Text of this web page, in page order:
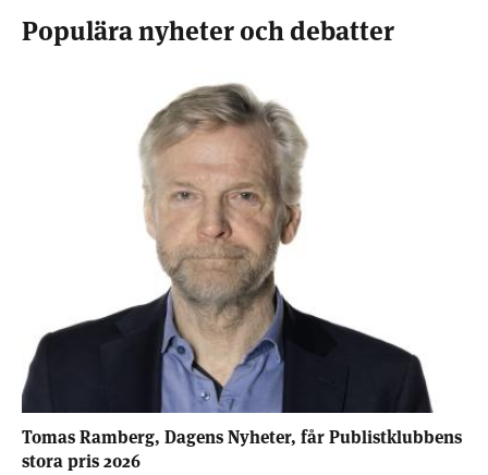
Populära nyheter och debatter
Tomas Ramberg, Dagens Nyheter, får Publistklubbens
stora pris 2026